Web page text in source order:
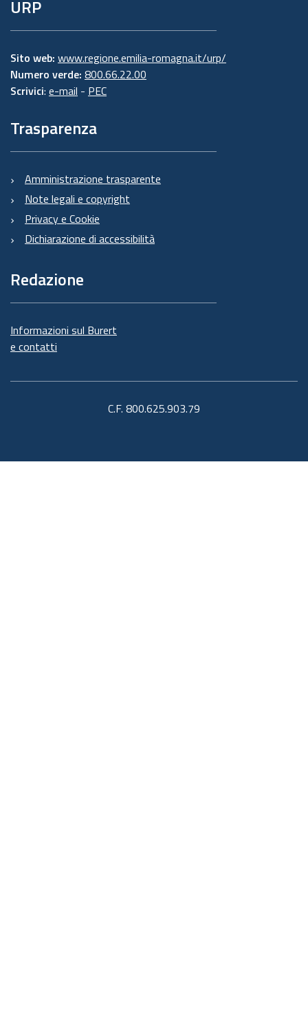
URP
Sito web: www.regione.emilia-romagna.it/urp/
Numero verde: 800.66.22.00
Scrivici: e-mail - PEC
Trasparenza
Amministrazione trasparente
Note legali e copyright
Privacy e Cookie
Dichiarazione di accessibilità
Redazione
Informazioni sul Burert
e contatti
C.F. 800.625.903.79